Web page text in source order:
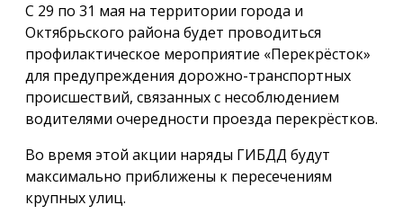
С 29 по 31 мая на территории города и
Октябрьского района будет проводиться
профилактическое мероприятие «Перекрёсток»
для предупреждения дорожно-транспортных
происшествий, связанных с несоблюдением
водителями очередности проезда перекрёстков.
Во время этой акции наряды ГИБДД будут
максимально приближены к пересечениям
крупных улиц.